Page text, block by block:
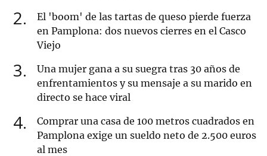
2
El 'boom' de las tartas de queso pierde fuerza
en Pamplona: dos nuevos cierres en el Casco
Viejo
3
Una mujer gana a su suegra tras 30 años de
enfrentamientos y su mensaje a su marido en
directo se hace viral
4
Comprar una casa de 100 metros cuadrados en
Pamplona exige un sueldo neto de 2.500 euros
al mes